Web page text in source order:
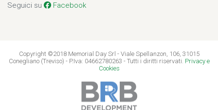
Seguici su Facebook
Copyright ©2018 Memorial Day Srl - Viale Spellanzon, 106, 31015
Conegliano (Treviso) - P.Iva: 04662780263 - Tutti i diritti riservati. Privacy e
Cookies